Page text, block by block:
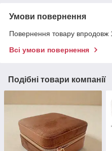
Умови повернення
Повернення товару впродовж
Всі умови повернення
Подібні товари компанії